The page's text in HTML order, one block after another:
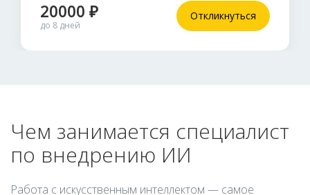
20000 ₽
до 8 дней
Откликнуться
Чем занимается специалист
по внедрению ИИ
Работа с искусственным интеллектом — самое